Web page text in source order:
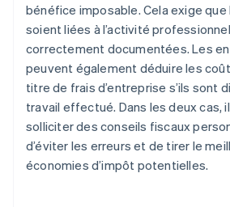
bénéfice imposable. Cela exige
soient liées à l’activité
correctement documentées. Les
peuvent également déduire les
titre de frais d’entreprise s’ils sont
travail effectué. Dans les deux cas,
solliciter des conseils fiscaux
d’éviter les erreurs et de tirer le
économies d’impôt potentielles.